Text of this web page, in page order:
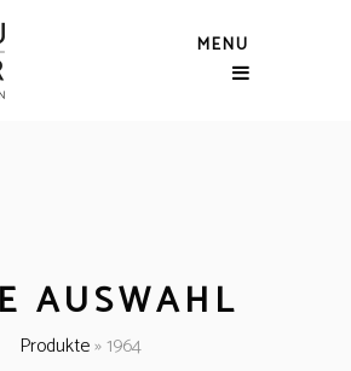
MENU
AUSWAHL
Produkte»1964